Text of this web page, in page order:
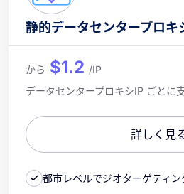
静的データセンタープロキ
から $1.2 /IP
データセンタープロキシIP ごとに
詳しく見
都市レベルでジオターゲティ